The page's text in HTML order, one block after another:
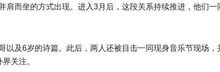
而坐的方式出现。进入3月后，这段关系持续推进，他们
及6岁的诗篇。此后，两人还被目击一同现身音乐节现场
关注。